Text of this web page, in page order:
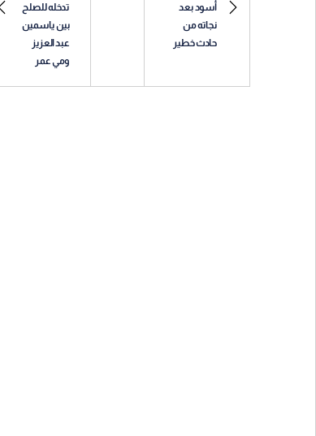
أسود بعد
نجاته من
حادث خطير
تدخله للصلح
بين ياسمين
عبد العزيز
ومي عمر